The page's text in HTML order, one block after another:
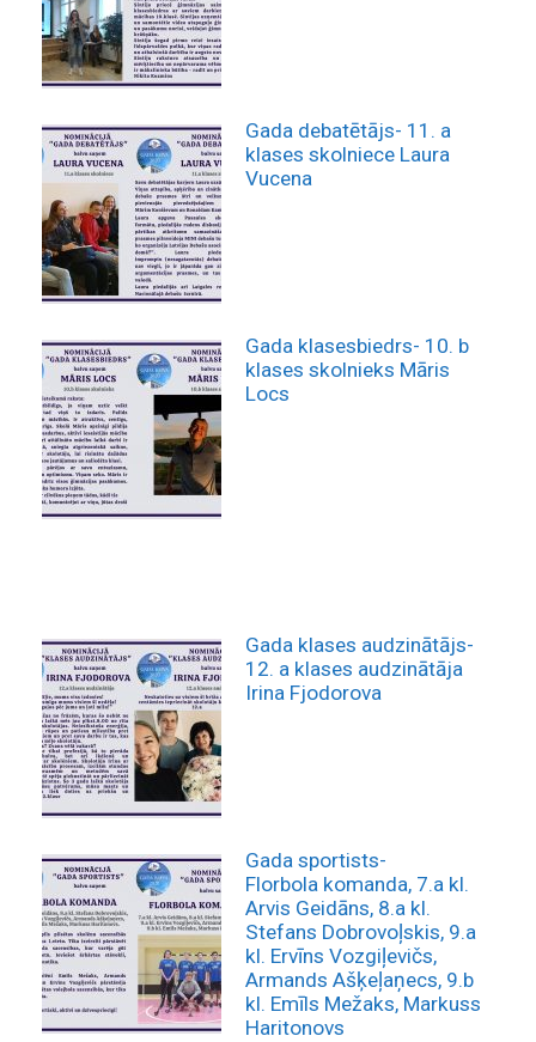
Gada debatētājs- 11. a
klases skolniece Laura
Vucena
Gada klasesbiedrs- 10. b
klases skolnieks Māris
Locs
Gada klases audzinātājs-
12. a klases audzinātāja
Irina Fjodorova
Gada sportists-
Florbola komanda, 7.a kl.
Arvis Geidāns, 8.a kl.
Stefans Dobrovoļskis, 9.a
kl. Ervīns Vozgiļevičs,
Armands Ašķeļaņecs, 9.b
kl. Emīls Mežaks, Markuss
Haritonovs